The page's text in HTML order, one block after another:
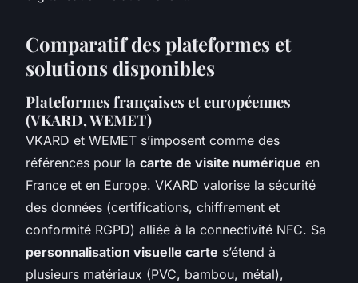
Comparatif des plateformes et
solutions disponibles
Plateformes françaises et européennes
(VKARD, WEMET)
VKARD et WEMET s’imposent comme des
références pour la carte de visite numérique en
France et en Europe. VKARD valorise la sécurité
des données (certifications, chiffrement et
conformité RGPD) alliée à la connectivité NFC. Sa
personnalisation visuelle carte s’étend à
plusieurs matériaux (PVC, bambou, métal),